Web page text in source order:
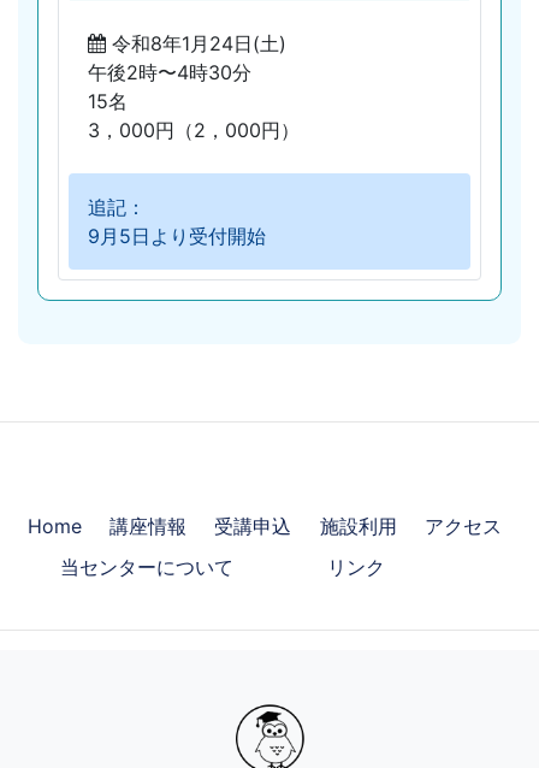
令和8年1月24日(土)
午後2時〜4時30分
15名
3，000円（2，000円）
追記：
9月5日より受付開始
Home 講座情報 受講申込 施設利用
アクセス
当センターについて
リンク